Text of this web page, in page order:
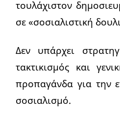
τουλάχιστον
σε «σοσιαλιστική
Δεν υπάρχει
τακτικισμός και
προπαγάνδα για την
σοσιαλισμό.